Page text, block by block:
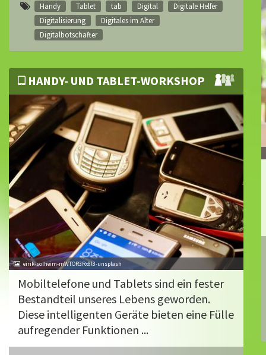
Handy Tablet tab Digital
Digitale Helfer
Digitalisierung
Digitales im Alter
Digitalbotschafter
HANDY- UND TABLET-WORKSHOP
eirik-solheim-mWTOR3Rx8l8-unsplash
Mobiltelefone und Tablets sind ein fester
Bestandteil unseres Lebens geworden.
Diese intelligenten Geräte bieten eine Fülle
aufregender Funktionen ...